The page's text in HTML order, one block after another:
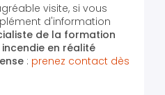
visite, si vous
d'information
de la formation
en réalité
: prenez contact dès